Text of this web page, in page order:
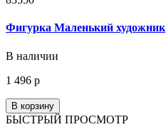
Фигурка Маленький художник
В наличии
1 496 р
В корзину
БЫСТРЫЙ ПРОСМОТР